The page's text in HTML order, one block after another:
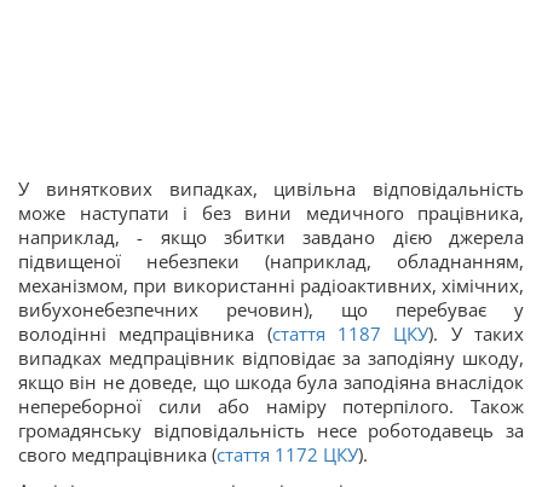
У виняткових випадках, цивільна відповідальність
може наступати і без вини медичного працівника,
наприклад, - якщо збитки завдано дією джерела
підвищеної небезпеки (наприклад, обладнанням,
механізмом, при використанні радіоактивних, хімічних,
вибухонебезпечних речовин), що перебуває у
володінні медпрацівника (стаття 1187 ЦКУ). У таких
випадках медпрацівник відповідає за заподіяну шкоду,
якщо він не доведе, що шкода була заподіяна внаслідок
непереборної сили або наміру потерпілого. Також
громадянську відповідальність несе роботодавець за
свого медпрацівника (стаття 1172 ЦКУ).